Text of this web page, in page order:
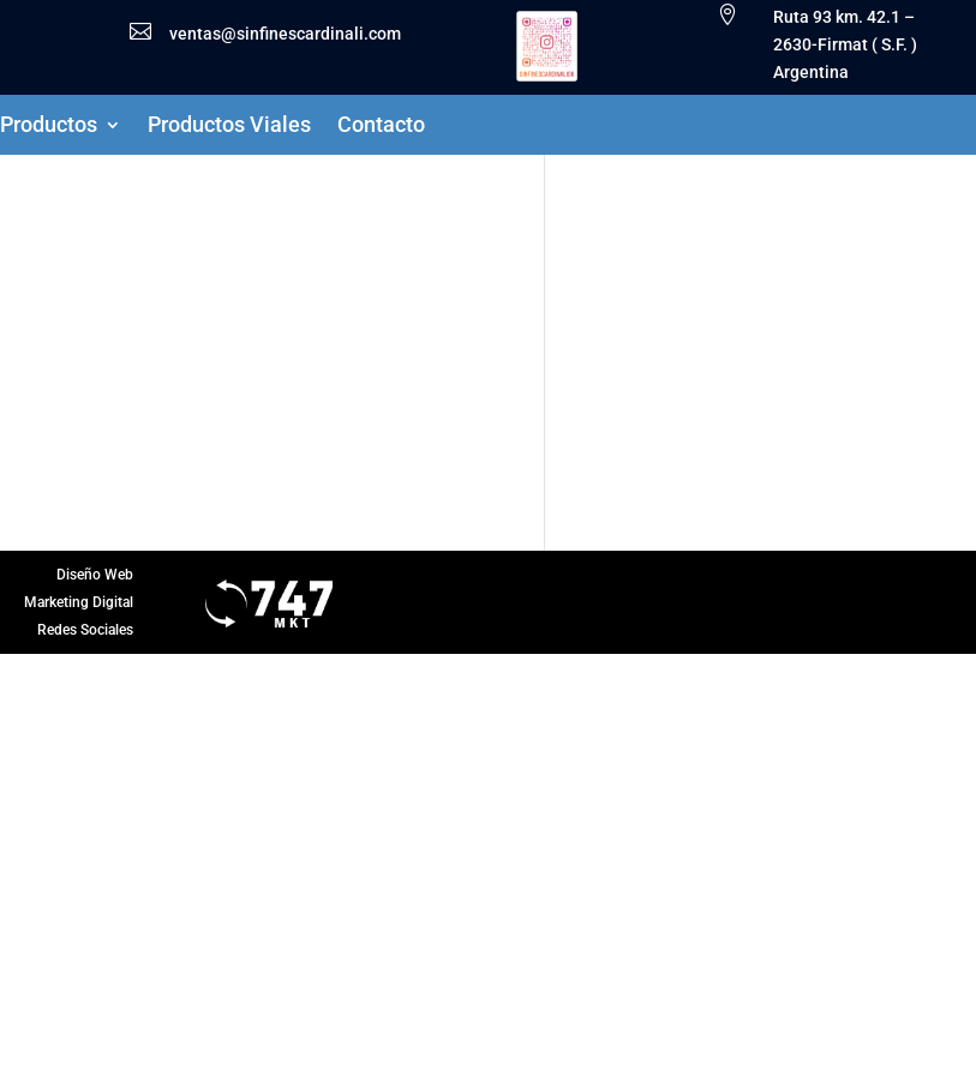
 ventas@sinfinescardinali.com

Ruta 93 km. 42.1 –
2630-Firmat ( S.F. )
Argentina
Productos Productos Viales Contacto
Diseño Web
Marketing Digital
Redes Sociales